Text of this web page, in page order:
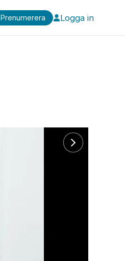
Prenumerera Logga in